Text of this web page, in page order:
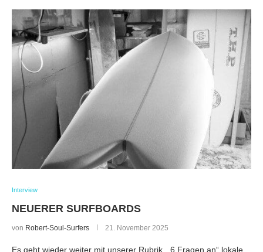
Interview
NEUERER SURFBOARDS
von Robert-Soul-Surfers 21. November 2025
Es geht wieder weiter mit unserer Rubrik, „6 Fragen an“ lokale